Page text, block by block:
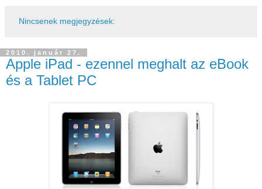
Nincsenek megjegyzések:
2010. január 27.
Apple iPad - ezennel meghalt az eBook
és a Tablet PC